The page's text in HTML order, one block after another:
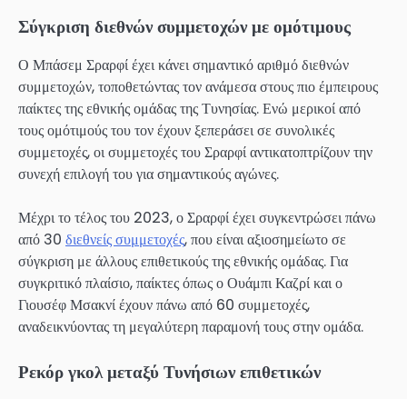
Σύγκριση διεθνών συμμετοχών με ομότιμους
Ο Μπάσεμ Σραρφί έχει κάνει σημαντικό αριθμό διεθνών
συμμετοχών, τοποθετώντας τον ανάμεσα στους πιο έμπειρους
παίκτες της εθνικής ομάδας της Τυνησίας. Ενώ μερικοί από
τους ομότιμούς του τον έχουν ξεπεράσει σε συνολικές
συμμετοχές, οι συμμετοχές του Σραρφί αντικατοπτρίζουν την
συνεχή επιλογή του για σημαντικούς αγώνες.
Μέχρι το τέλος του 2023, ο Σραρφί έχει συγκεντρώσει πάνω
από 30 διεθνείς συμμετοχές, που είναι αξιοσημείωτο σε
σύγκριση με άλλους επιθετικούς της εθνικής ομάδας. Για
συγκριτικό πλαίσιο, παίκτες όπως ο Ουάμπι Καζρί και ο
Γιουσέφ Μσακνί έχουν πάνω από 60 συμμετοχές,
αναδεικνύοντας τη μεγαλύτερη παραμονή τους στην ομάδα.
Ρεκόρ γκολ μεταξύ Τυνήσιων επιθετικών